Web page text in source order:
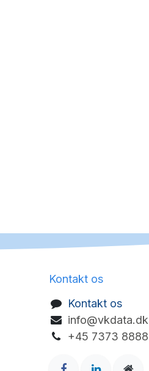
Kontakt os
Kontakt os
info@vkdata.dk
+45 7373 8888